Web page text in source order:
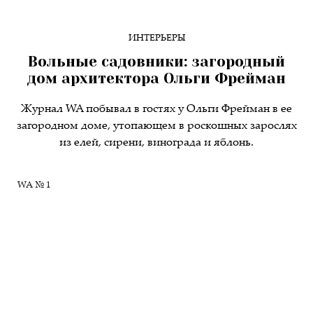
ИНТЕРЬЕРЫ
Вольные садовники: загородный
дом архитектора Ольги Фрейман
Журнал WA побывал в гостях у Ольги Фрейман в ее
загородном доме, утопающем в роскошных зарослях
из елей, сирени, винограда и яблонь.
WA № 1